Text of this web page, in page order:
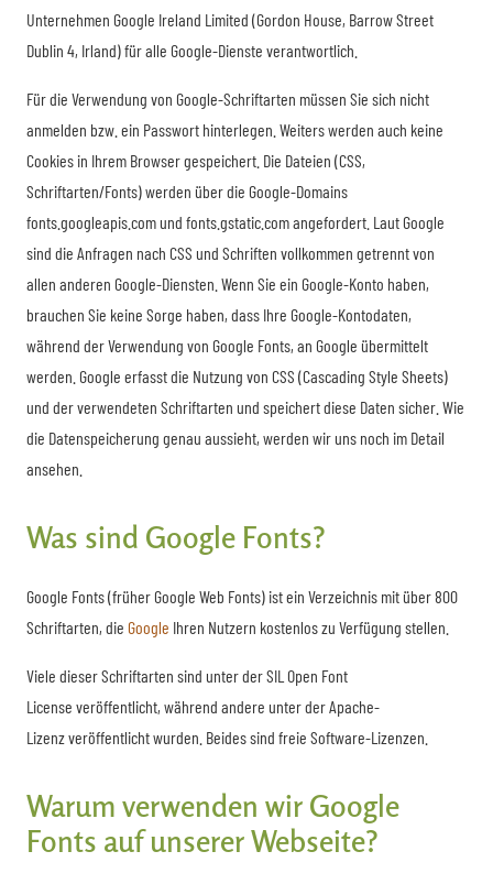
Unternehmen Google Ireland Limited (Gordon House, Barrow Street
Dublin 4, Irland) für alle Google-Dienste verantwortlich.
Für die Verwendung von Google-Schriftarten müssen Sie sich nicht
anmelden bzw. ein Passwort hinterlegen. Weiters werden auch keine
Cookies in Ihrem Browser gespeichert. Die Dateien (CSS,
Schriftarten/Fonts) werden über die Google-Domains
fonts.googleapis.com und fonts.gstatic.com angefordert. Laut Google
sind die Anfragen nach CSS und Schriften vollkommen getrennt von
allen anderen Google-Diensten. Wenn Sie ein Google-Konto haben,
brauchen Sie keine Sorge haben, dass Ihre Google-Kontodaten,
während der Verwendung von Google Fonts, an Google übermittelt
werden. Google erfasst die Nutzung von CSS (Cascading Style Sheets)
und der verwendeten Schriftarten und speichert diese Daten sicher. Wie
die Datenspeicherung genau aussieht, werden wir uns noch im Detail
ansehen.
Was sind Google Fonts?
Google Fonts (früher Google Web Fonts) ist ein Verzeichnis mit über 800
Schriftarten, die Google Ihren Nutzern kostenlos zu Verfügung stellen.
Viele dieser Schriftarten sind unter der SIL Open Font
License veröffentlicht, während andere unter der Apache-
Lizenz veröffentlicht wurden. Beides sind freie Software-Lizenzen.
Warum verwenden wir Google
Fonts auf unserer Webseite?